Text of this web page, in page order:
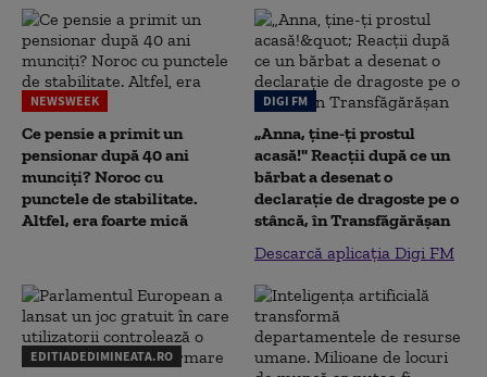
NEWSWEEK
Ce pensie a primit un
pensionar după 40 ani
munciți? Noroc cu
punctele de stabilitate.
Altfel, era foarte mică
DIGI FM
„Anna, ţine-ţi prostul
acasă!" Reacţii după ce un
bărbat a desenat o
declaraţie de dragoste pe o
stâncă, în Transfăgărăşan
Descarcă aplicația Digi FM
EDITIADEDIMINEATA.RO